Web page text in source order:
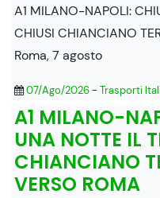
A1 MILANO-NAPOLI:
CHIUSI CHIANCIANO
Roma, 7 agosto
07/Ago/2026- Trasporti
A1 MILANO-
UNA NOTTE IL
CHIANCIANO
VERSO ROMA